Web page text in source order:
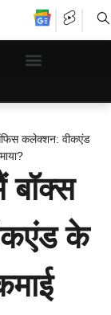
कलेक्शन: वीकएंड
बॉक्स
के